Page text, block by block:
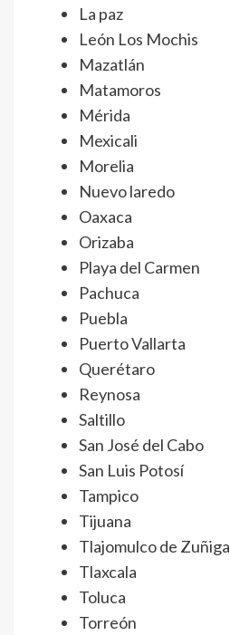
La paz
León Los Mochis
Mazatlán
Matamoros
Mérida
Mexicali
Morelia
Nuevo laredo
Oaxaca
Orizaba
Playa del Carmen
Pachuca
Puebla
Puerto Vallarta
Querétaro
Reynosa
Saltillo
San José del Cabo
San Luis Potosí
Tampico
Tijuana
Tlajomulco de Zuñiga
Tlaxcala
Toluca
Torreón